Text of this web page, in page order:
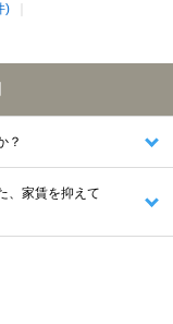
)
？
、家賃を抑えて